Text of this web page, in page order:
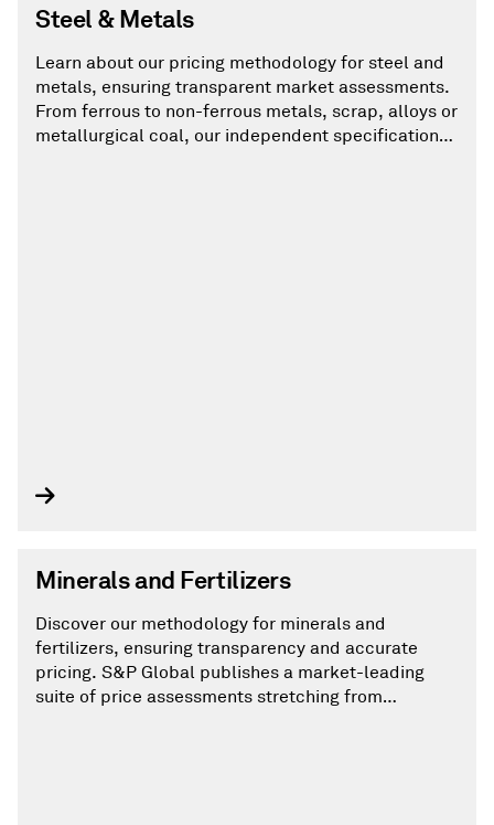
Steel & Metals
Learn about our pricing methodology for steel and
metals, ensuring transparent market assessments.
From ferrous to non-ferrous metals, scrap, alloys or
metallurgical coal, our independent specifications
Minerals and Fertilizers
Discover our methodology for minerals and
fertilizers, ensuring transparency and accurate
pricing. S&P Global publishes a market-leading
suite of price assessments stretching from